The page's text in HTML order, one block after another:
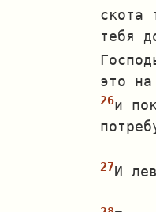
скота
тебя
это
и
И